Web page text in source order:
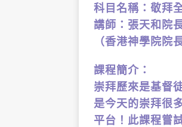
科目名稱：敬拜
講師：張天和院
（香港神學院院
課程簡介：
崇拜歷來是基督
是今天的崇拜很
平台！此課程嘗